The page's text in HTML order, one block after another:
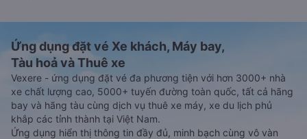
Ứng dụng đặt vé Xe khách, Máy bay,
Tàu hoả và Thuê xe
Vexere - ứng dụng đặt vé đa phương tiện với hơn 3000+ nhà
xe chất lượng cao, 5000+ tuyến đường toàn quốc, tất cả hãng
bay và hãng tàu cùng dịch vụ thuê xe máy, xe du lịch phủ
khắp các tỉnh thành tại Việt Nam.
Ứng dụng hiển thị thông tin đầy đủ, minh bạch cùng vô vàn